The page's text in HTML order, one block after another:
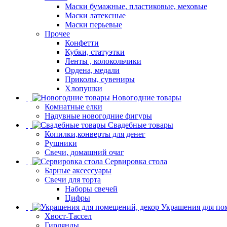
Маски бумажные, пластиковые, меховые
Маски латексные
Маски перьевые
Прочее
Конфетти
Кубки, статуэтки
Ленты , колокольчики
Ордена, медали
Приколы, сувениры
Хлопушки
Новогодние товары
Комнатные елки
Надувные новогодние фигуры
Свадебные товары
Копилки,конверты для денег
Рушники
Свечи, домашний очаг
Сервировка стола
Барные аксессуары
Свечи для торта
Наборы свечей
Цифры
Украшения для
Хвост-Тассел
Гирлянды